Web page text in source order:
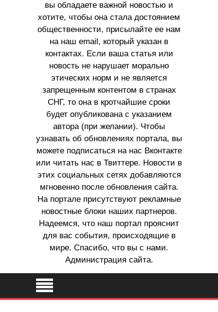
вы обладаете важной новостью и
хотите, чтобы она стала достоянием
общественности, присылайте ее нам
на наш email, который указан в
контактах. Если ваша статья или
новость не нарушает морально
этических норм и не является
запрещенным контентом в странах
СНГ, то она в кротчайшие сроки
будет опубликована с указанием
автора (при желании). Чтобы
узнавать об обновлениях портала, вы
можете подписаться на нас Вконтакте
или читать нас в Твиттере. Новости в
этих социальных сетях добавляются
мгновенно после обновления сайта.
На портале присутствуют рекламные
новостные блоки наших партнеров.
Надеемся, что наш портал прояснит
для вас события, происходящие в
мире. Спасибо, что вы с нами.
Администрация сайта.